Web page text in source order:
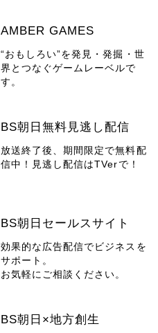
AMBER GAMES
“おもしろい”を発見・発掘・世
界とつなぐゲームレーベルで
す。
BS朝日無料見逃し配信
放送終了後、期間限定で無料配
信中！見逃し配信はTVerで！
BS朝日セールスサイト
効果的な広告配信でビジネスを
サポート。
お気軽にご相談ください。
BS朝日×地方創生